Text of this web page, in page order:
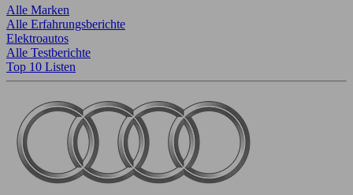
Alle Marken
Alle Erfahrungsberichte
Elektroautos
Alle Testberichte
Top 10 Listen